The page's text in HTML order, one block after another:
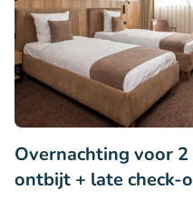
Overnachting voor
ontbijt + late check-